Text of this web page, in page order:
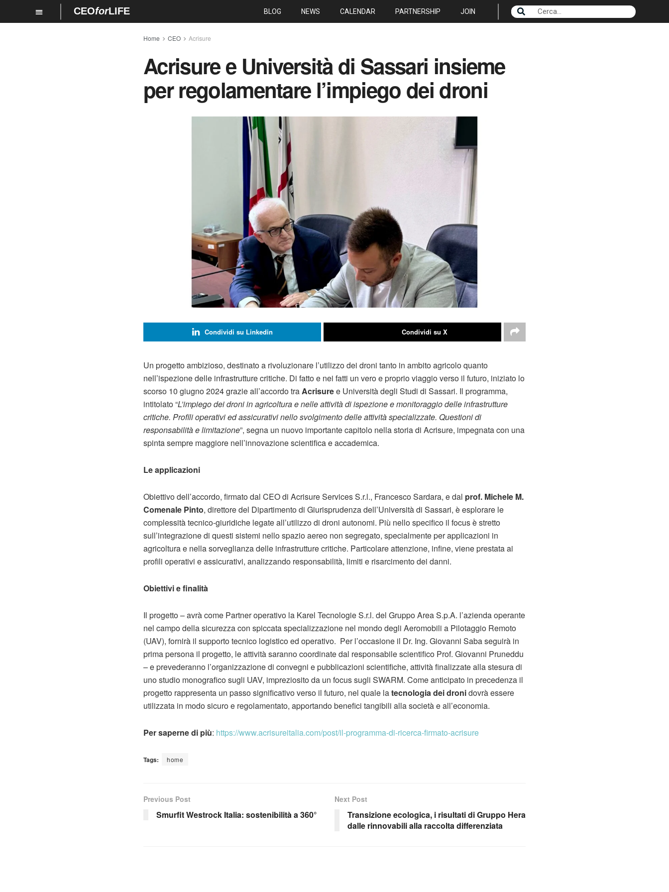
CEOforLIFE BLOG NEWS CALENDAR PARTNERSHIP JOIN
Home CEO Acrisure
Acrisure e Università di Sassari insieme
per regolamentare l’impiego dei droni
Condividi su Linkedin Condividi su X
Un progetto ambizioso, destinato a rivoluzionare l’utilizzo dei droni tanto in ambito agricolo quanto
nell’ispezione delle infrastrutture critiche. Di fatto e nei fatti un vero e proprio viaggio verso il futuro, iniziato lo
scorso 10 giugno 2024 grazie all’accordo traAcrisuree Università degli Studi di Sassari. Il programma,
intitolato “L’impiego dei droni in agricoltura e nelle attività di ispezione e monitoraggio delle infrastrutture
critiche. Profili operativi ed assicurativi nello svolgimento delle attività specializzate. Questioni di
responsabilità e limitazione”, segna un nuovo importante capitolo nella storia di Acrisure, impegnata con una
spinta sempre maggiore nell’innovazione scientifica e accademica.
Le applicazioni
Obiettivo dell’accordo, firmato dal CEO di Acrisure Services S.r.l., Francesco Sardara, e dal prof. Michele M.
Comenale Pinto, direttore del Dipartimento di Giurisprudenza dell’Università di Sassari, è esplorare le
complessità tecnico-giuridiche legate all’utilizzo di droni autonomi. Più nello specifico il focus è stretto
sull’integrazione di questi sistemi nello spazio aereo non segregato, specialmente per applicazioni in
agricoltura e nella sorveglianza delle infrastrutture critiche. Particolare attenzione, infine, viene prestata ai
profili operativi e assicurativi, analizzando responsabilità, limiti e risarcimento dei danni.
Obiettivi e finalità
Il progetto – avrà come Partner operativo la Karel Tecnologie S.r.l. del Gruppo Area S.p.A. l’azienda operante
nel campo della sicurezza con spiccata specializzazione nel mondo degli Aeromobili a Pilotaggio Remoto
(UAV), fornirà il supporto tecnico logistico ed operativo. Per l’occasione il Dr. Ing. Giovanni Saba seguirà in
prima persona il progetto, le attività saranno coordinate dal responsabile scientifico Prof. Giovanni Pruneddu
– e prevederanno l’organizzazione di convegni e pubblicazioni scientifiche, attività finalizzate alla stesura di
uno studio monografico sugli UAV, impreziosito da un focus sugli SWARM. Come anticipato in precedenza il
progetto rappresenta un passo significativo verso il futuro, nel quale latecnologia dei dronidovrà essere
utilizzata in modo sicuro e regolamentato, apportando benefici tangibili alla società e all’economia.
Per saperne di più: https://www.acrisureitalia.com/post/il-programma-di-ricerca-firmato-acrisure
Tags: home
Previous Post
Smurfit Westrock Italia: sostenibilità a 360°
Next Post
Transizione ecologica, i risultati di Gruppo Hera
dalle rinnovabili alla raccolta differenziata